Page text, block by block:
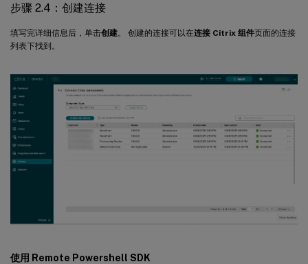
步骤 2.4：创建连接
填写完详细信息后，单击创建。 创建的连接可以在连接 Citrix 组件页面的连接
列表下找到。
使用 Remote Powershell SDK